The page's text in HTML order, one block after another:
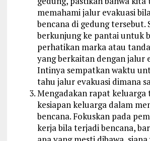
memahami jalur evakuasi
bencana di gedung tersebut.
berkunjung ke pantai untuk
perhatikan marka atau
yang berkaitan dengan jalur
Intinya sempatkan waktu
tahu jalur evakuasi dimana
Mengadakan rapat keluarga
kesiapan keluarga dalam
bencana. Fokuskan pada
kerja bila terjadi bencana,